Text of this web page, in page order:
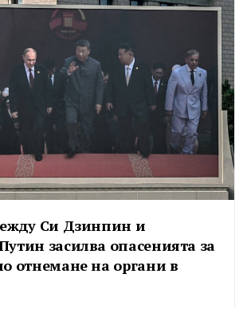
Си Дзинпин и
засилва опасенията за
отнемане на органи в